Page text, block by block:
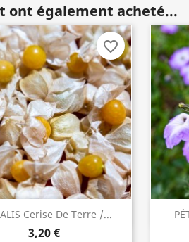
ont également acheté...
Cerise De Terre /...
3,20 €
 ACHETER
favorite_border